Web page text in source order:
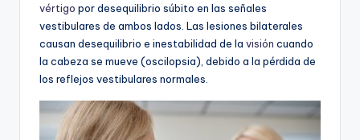
vértigo por desequilibrio súbito en las señales
vestibulares de ambos lados. Las lesiones bilaterales
causan desequilibrio e inestabilidad de la visión cuando
la cabeza se mueve (oscilopsia), debido a la pérdida de
los reflejos vestibulares normales.